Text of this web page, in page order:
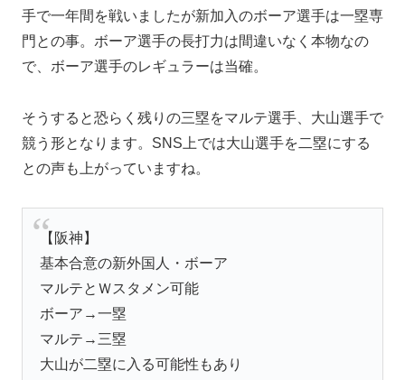
手で一年間を戦いましたが新加入のボーア選手は一塁専
門との事。ボーア選手の長打力は間違いなく本物なの
で、ボーア選手のレギュラーは当確。
そうすると恐らく残りの三塁をマルテ選手、大山選手で
競う形となります。SNS上では大山選手を二塁にする
との声も上がっていますね。
【阪神】
基本合意の新外国人・ボーア
マルテとＷスタメン可能
ボーア→一塁
マルテ→三塁
大山が二塁に入る可能性もあり